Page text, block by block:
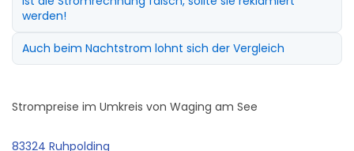
werden!
Auch beim Nachtstrom lohnt sich der Vergleich
Strompreise im Umkreis von Waging am See
83324 Ruhpolding